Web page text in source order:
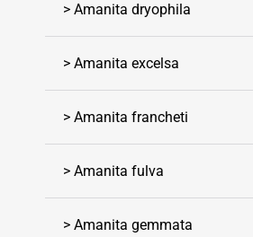
> Amanita dryophila
> Amanita excelsa
> Amanita francheti
> Amanita fulva
> Amanita gemmata